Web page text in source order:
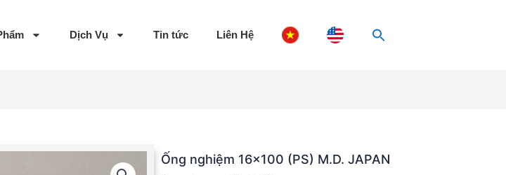
Dịch Vụ Tin tức Liên Hệ
Ống nghiệm 16×100 (PS) M.D. JAPAN